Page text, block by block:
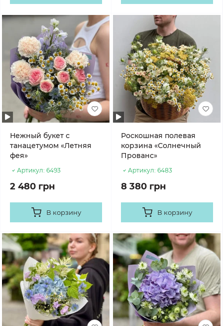
Нежный букет с
танацетумом «Летняя
фея»
Артикул: 6493
2 480 грн
В корзину
Роскошная полевая
корзина «Солнечный
Прованс»
Артикул: 6483
8 380 грн
В корзину